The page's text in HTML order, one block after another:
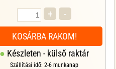
Készleten - külső raktár
Szállítási idő: 2-6 munkanap
+ -
KOSÁRBA RAKOM!